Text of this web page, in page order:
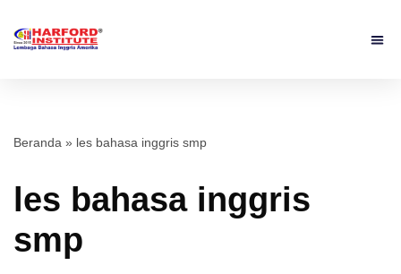
Beranda » les bahasa inggris smp
les bahasa inggris
smp